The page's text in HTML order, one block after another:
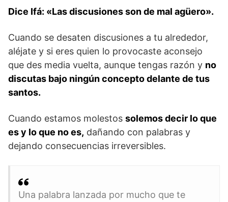
Dice Ifá: «Las discusiones son de mal agüero».
Cuando se desaten discusiones a tu alrededor,
aléjate y si eres quien lo provocaste aconsejo
que des media vuelta, aunque tengas razón y no
discutas bajo ningún concepto delante de tus
santos.
Cuando estamos molestos solemos decir lo que
es y lo que no es, dañando con palabras y
dejando consecuencias irreversibles.
Una palabra lanzada por mucho que te